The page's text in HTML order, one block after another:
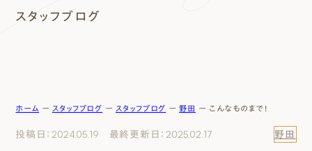
施工事例
エムズのこと
スタッフブログ
ホーム ー スタッフブログ ー スタッフブログ ー 野田 ー こんなものまで！
投稿日：2024.05.19 最終更新日：2025.02.17 野田